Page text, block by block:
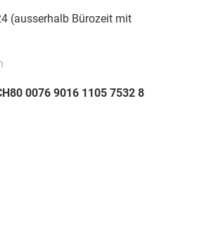
(ausserhalb Bürozeit mit
0076 9016 1105 7532 8